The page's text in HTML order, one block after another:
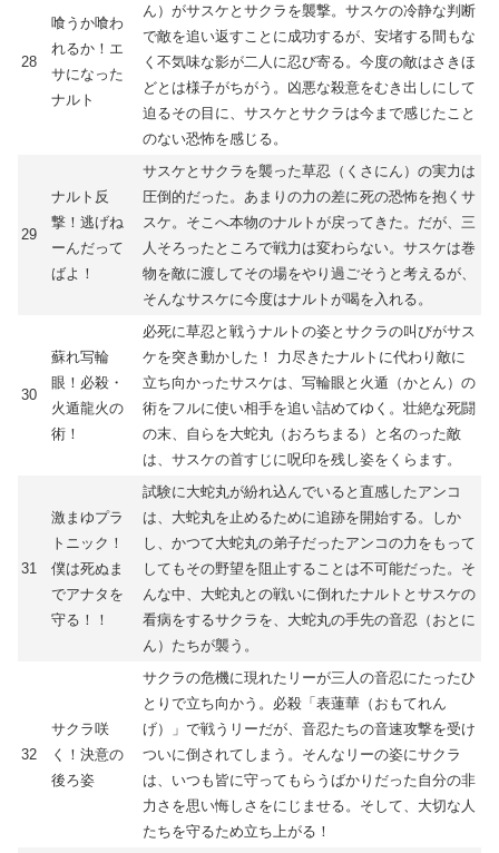
28
喰うか喰わ
れるか！エ
サになった
ナルト
ん）がサスケとサクラを襲撃。サスケの冷静な判断
で敵を追い返すことに成功するが、安堵する間もな
く不気味な影が二人に忍び寄る。今度の敵はさきほ
どとは様子がちがう。凶悪な殺意をむき出しにして
迫るその目に、サスケとサクラは今まで感じたこと
のない恐怖を感じる。
29
ナルト反
撃！逃げね
ーんだって
ばよ！
サスケとサクラを襲った草忍（くさにん）の実力は
圧倒的だった。あまりの力の差に死の恐怖を抱くサ
スケ。そこへ本物のナルトが戻ってきた。だが、三
人そろったところで戦力は変わらない。サスケは巻
物を敵に渡してその場をやり過ごそうと考えるが、
そんなサスケに今度はナルトが喝を入れる。
30
蘇れ写輪
眼！必殺・
火遁龍火の
術！
必死に草忍と戦うナルトの姿とサクラの叫びがサス
ケを突き動かした！ 力尽きたナルトに代わり敵に
立ち向かったサスケは、写輪眼と火遁（かとん）の
術をフルに使い相手を追い詰めてゆく。壮絶な死闘
の末、自らを大蛇丸（おろちまる）と名のった敵
は、サスケの首すじに呪印を残し姿をくらます。
31
激まゆプラ
トニック！
僕は死ぬま
でアナタを
守る！！
試験に大蛇丸が紛れ込んでいると直感したアンコ
は、大蛇丸を止めるために追跡を開始する。しか
し、かつて大蛇丸の弟子だったアンコの力をもって
してもその野望を阻止することは不可能だった。そ
んな中、大蛇丸との戦いに倒れたナルトとサスケの
看病をするサクラを、大蛇丸の手先の音忍（おとに
ん）たちが襲う。
32
サクラ咲
く！決意の
後ろ姿
サクラの危機に現れたリーが三人の音忍にたったひ
とりで立ち向かう。必殺「表蓮華（おもてれん
げ）」で戦うリーだが、音忍たちの音速攻撃を受け
ついに倒されてしまう。そんなリーの姿にサクラ
は、いつも皆に守ってもらうばかりだった自分の非
力さを思い悔しさをにじませる。そして、大切な人
たちを守るため立ち上がる！